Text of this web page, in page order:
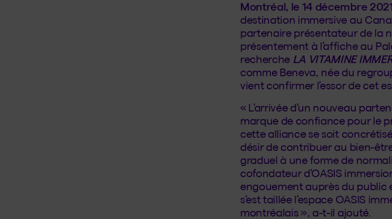
Montréal, le 14 décembre
destination immersive au
partenaire présentateur de la
présentement à l’affiche au
recherche LA VITAMINE
comme Beneva, née du
vient confirmer l’essor de cet
« L’arrivée d’un nouveau
marque de confiance pour le
cette alliance se soit
désir de contribuer au bien-
graduel à une forme de
cofondateur d’OASIS
engouement auprès du public
s’est taillée l’espace OASIS
montréalais », a-t-il ajouté.